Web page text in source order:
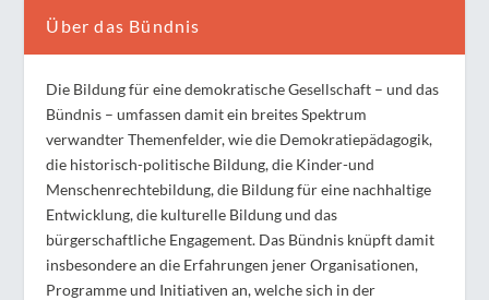
Über das Bündnis
Die Bildung für eine demokratische Gesellschaft – und das
Bündnis – umfassen damit ein breites Spektrum
verwandter Themenfelder, wie die Demokratiepädagogik,
die historisch-politische Bildung, die Kinder-und
Menschenrechtebildung, die Bildung für eine nachhaltige
Entwicklung, die kulturelle Bildung und das
bürgerschaftliche Engagement. Das Bündnis knüpft damit
insbesondere an die Erfahrungen jener Organisationen,
Programme und Initiativen an, welche sich in der